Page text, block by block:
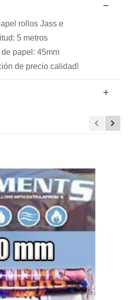
rollos Jass e
5 metros
papel: 45mm
de precio calidad!